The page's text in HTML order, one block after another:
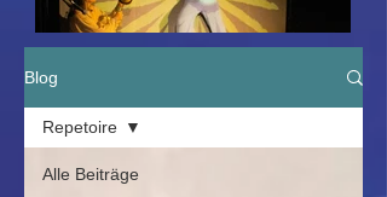
Die Sonne, der Mond
und das große Funkeln
Blog
Alle Beiträge
Repetoire